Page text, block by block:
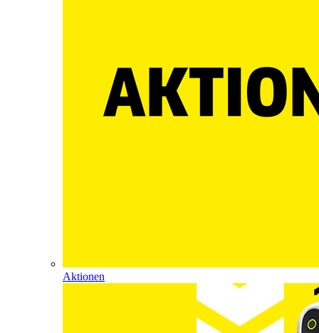
Aktionen